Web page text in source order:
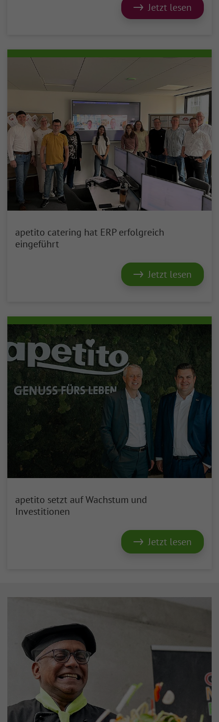
Jetzt lesen
apetito catering hat ERP erfolgreich
eingeführt
Jetzt lesen
apetito setzt auf Wachstum und
Investitionen
Jetzt lesen